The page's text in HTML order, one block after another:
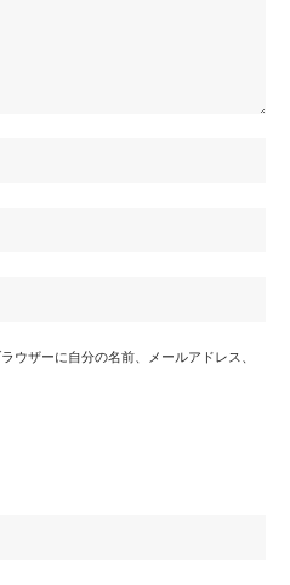
ウザーに自分の名前、メールアドレス、